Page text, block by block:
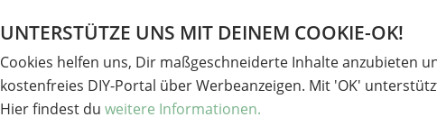
UNTERSTÜTZE UNS MIT DEINEM COOKIE-OK!
Cookies helfen uns, Dir maßgeschneiderte Inhalte anzubieten
kostenfreies DIY-Portal über Werbeanzeigen. Mit 'OK'
Hier findest du weitere Informationen.